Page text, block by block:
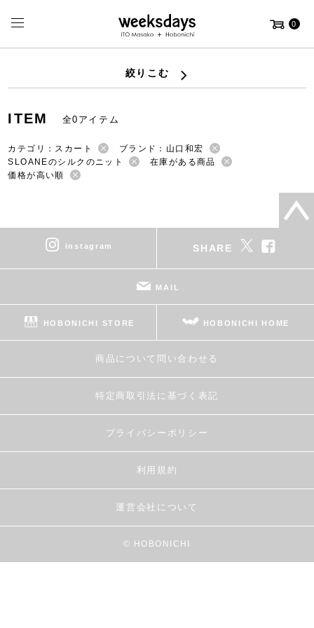
0
絞りこむ
ITEM 全0アイテム
カテゴリ：スカート
ブランド：山口和宏
SLOANEのシルクのニット
在庫がある商品
価格が高い順
instagram SHARE
MAIL
HOBONICHI STORE HOBONICHI HOME
商品について問い合わせる
特定商取引法に基づく表記
プライバシーポリシー
利用規約
運営会社について
© HOBONICHI